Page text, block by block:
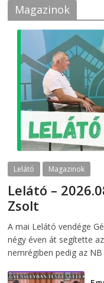
Magazinok
Lelátó Magazinok
Lelátó –
Zsolt
A mai Lelátó vendége
négy éven át segítette
nemrégiben pedig az